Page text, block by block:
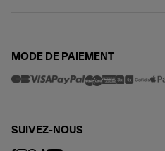
MODE DE PAIEMENT
SUIVEZ-NOUS